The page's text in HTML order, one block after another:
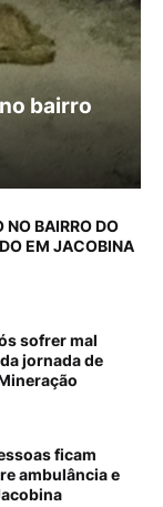
bairro
BAIRRO DO
EM JACOBINA
sofrer mal
jornada de
ficam
ambulância e